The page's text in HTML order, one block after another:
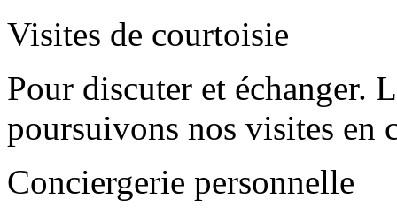
Visites de courtoisie
Pour discuter et échanger.
poursuivons nos visites en
Conciergerie personnelle